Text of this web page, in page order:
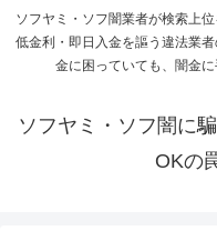
ソフヤミ・ソフ闇業者が検索上
低金利・即日入金を謳う違法業
金に困っていても、闇金
ソフヤミ・ソフ闇に
OKの